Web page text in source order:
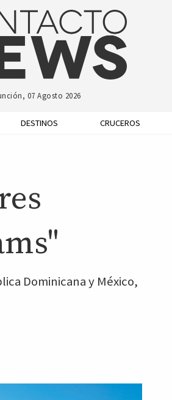
07 Agosto 2026
DESTINOS CRUCEROS
Dominicana y México,